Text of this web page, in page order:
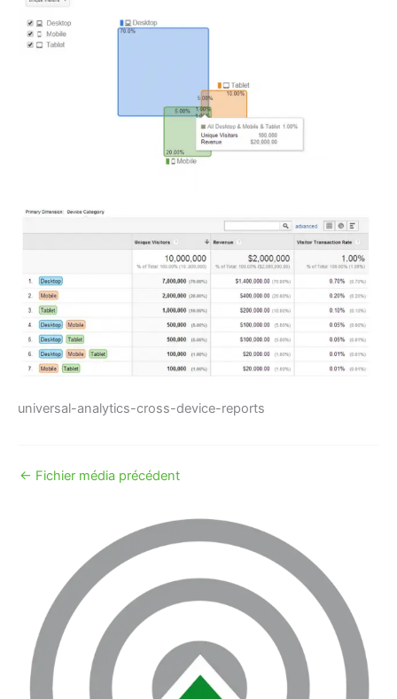
universal-analytics-cross-device-reports
← Fichier média précédent